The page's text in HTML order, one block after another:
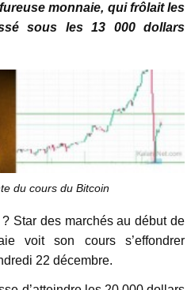
monnaie, qui frôlait les
sous les 13 000 dollars
du cours du Bitcoin
Star des marchés au début de
voit son cours s’effondrer
22 décembre.